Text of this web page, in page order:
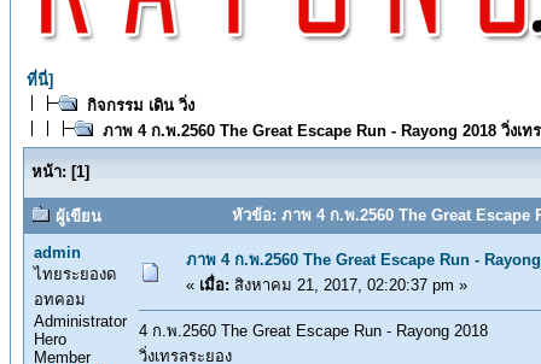
ที่นี่]
กิจกรรม เดิน วิ่ง
ภาพ 4 ก.พ.2560 The Great Escape Run - Rayong 2018 วิ่งเท
หน้า: [1]
ผู้เขียน หัวข้อ: ภาพ 4 ก.พ.2560 The Great Escape
admin
ไทยระยองด
อทคอม
Administrator
Hero
Member
ภาพ 4 ก.พ.2560 The Great Escape Run - Rayong
« เมื่อ: สิงหาคม 21, 2017, 02:20:37 pm »
4 ก.พ.2560 The Great Escape Run - Rayong 2018
วิ่งเทรลระยอง